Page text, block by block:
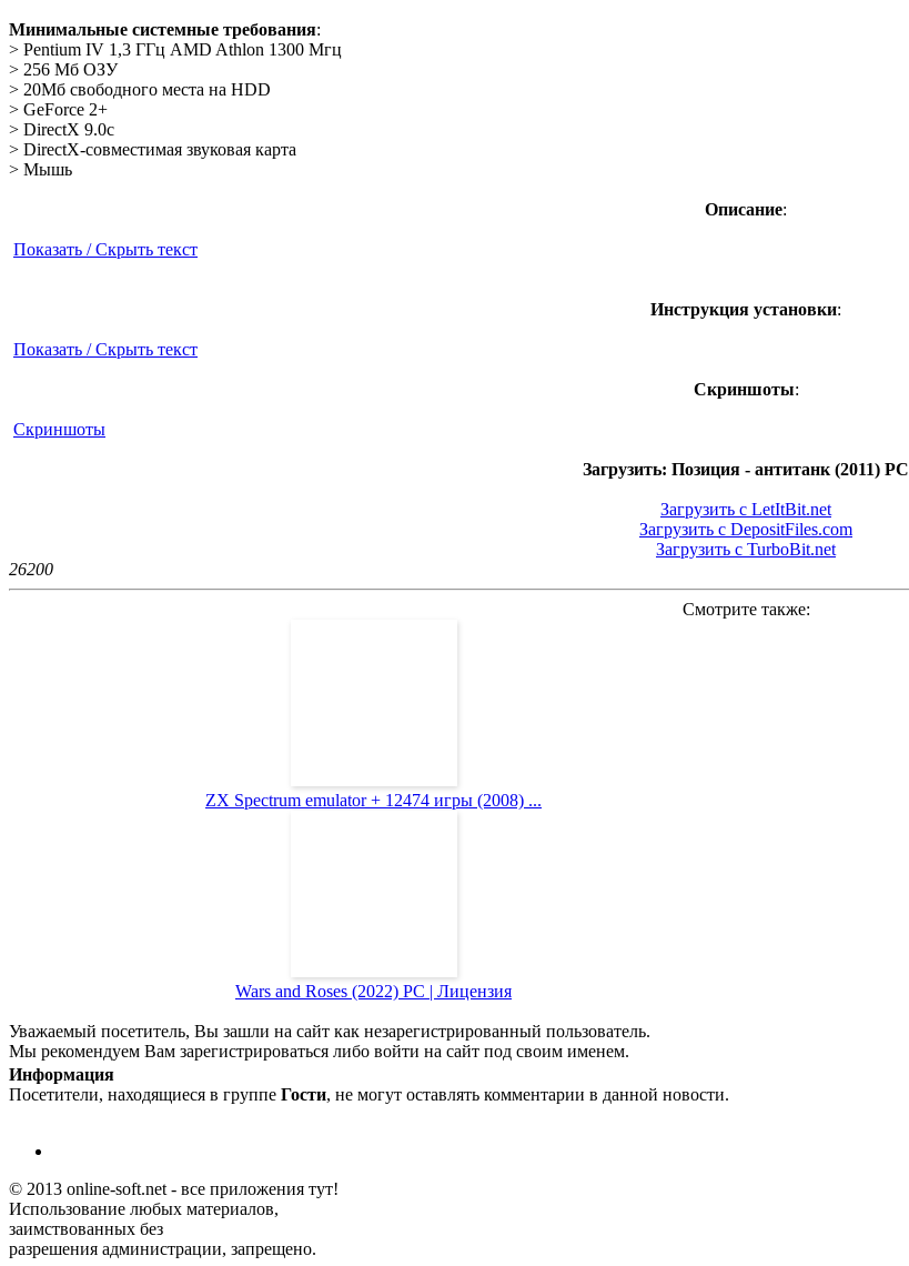
Минимальные системные требования:
> Pentium IV 1,3 ГГц AMD Athlon 1300 Мгц
> 256 Мб ОЗУ
> 20Мб свободного места на HDD
> GeForce 2+
> DirectX 9.0c
> DirectX-совместимая звуковая карта
> Мышь
Описание:
Показать / Скрыть текст
Инструкция установки:
Показать / Скрыть текст
Скриншоты:
Скриншоты
Загрузить: Позиция - антитанк (2011) PC
Загрузить с LetItBit.net
Загрузить с DepositFiles.com
Загрузить с TurboBit.net
26200
Смотрите также:
ZX Spectrum emulator + 12474 игры (2008) ...
Wars and Roses (2022) PC | Лицензия
Уважаемый посетитель, Вы зашли на сайт как незарегистрированный пользователь.
Мы рекомендуем Вам зарегистрироваться либо войти на сайт под своим именем.
Информация
Посетители, находящиеся в группе Гости, не могут оставлять комментарии в данной новости.
© 2013 online-soft.net - все приложения тут!
Использование любых материалов,
заимствованных без
разрешения администрации, запрещено.